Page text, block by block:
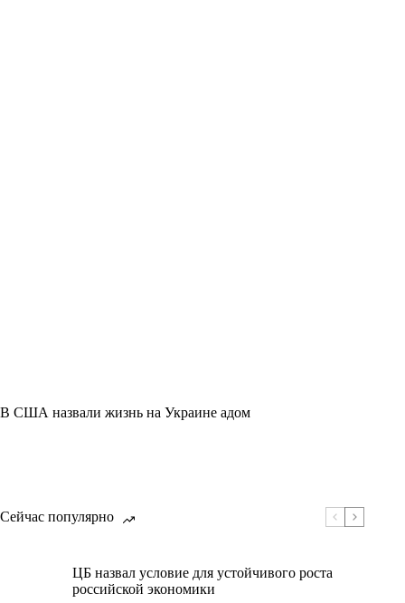
В США назвали жизнь на Украине адом
Сейчас популярно
ЦБ назвал условие для устойчивого роста
российской экономики